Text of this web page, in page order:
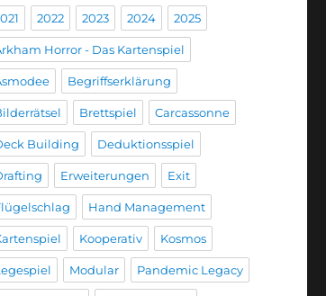
2022 2023 2024 2025
Horror - Das Kartenspiel
Begriffserklärung
Brettspiel Carcassonne
Building Deduktionsspiel
Erweiterungen Exit
Hand Management
Kooperativ Kosmos
Modular Pandemic Legacy